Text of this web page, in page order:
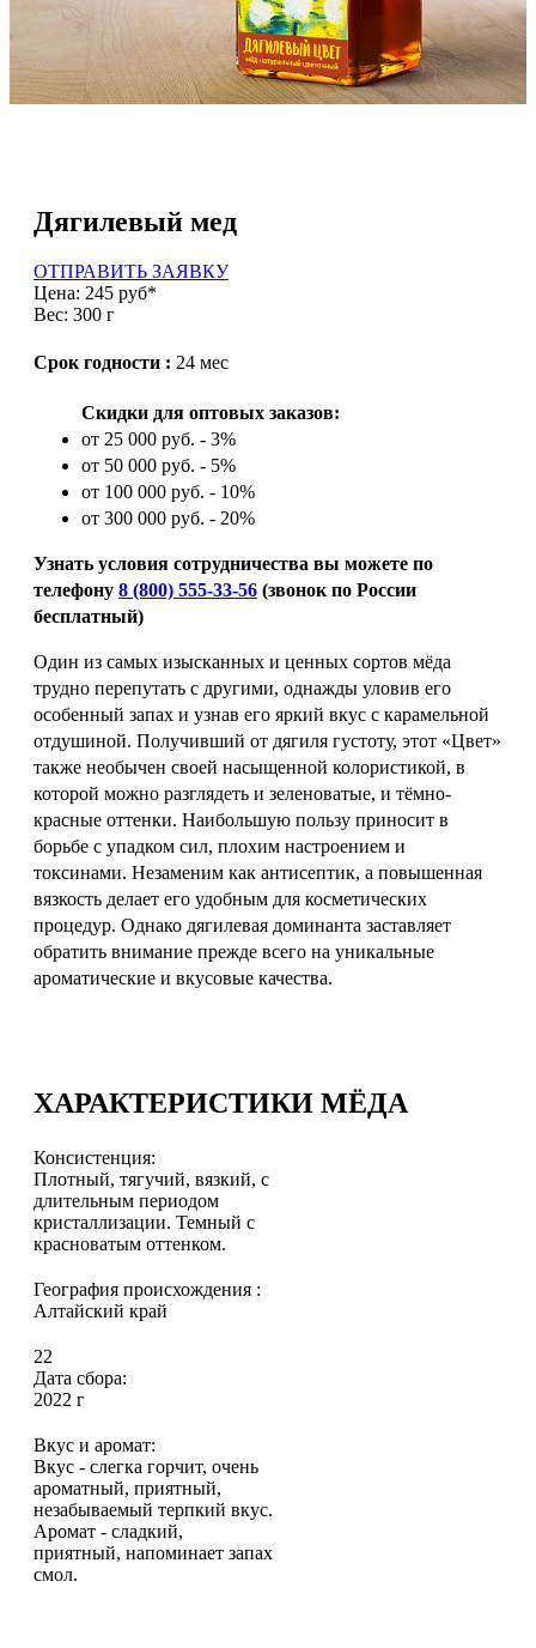
Дягилевый мед
ОТПРАВИТЬ ЗАЯВКУ
Цена: 245 руб*
Вес: 300 г
Срок годности : 24 мес
Скидки для оптовых заказов:
от 25 000 руб. - 3%
от 50 000 руб. - 5%
от 100 000 руб. - 10%
от 300 000 руб. - 20%
Узнать условия сотрудничества вы можете по
телефону 8 (800) 555-33-56 (звонок по России
бесплатный)
Один из самых изысканных и ценных сортов мёда
трудно перепутать с другими, однажды уловив его
особенный запах и узнав его яркий вкус с карамельной
отдушиной. Получивший от дягиля густоту, этот «Цвет»
также необычен своей насыщенной колористикой, в
которой можно разглядеть и зеленоватые, и тёмно-
красные оттенки. Наибольшую пользу приносит в
борьбе с упадком сил, плохим настроением и
токсинами. Незаменим как антисептик, а повышенная
вязкость делает его удобным для косметических
процедур. Однако дягилевая доминанта заставляет
обратить внимание прежде всего на уникальные
ароматические и вкусовые качества.
ХАРАКТЕРИСТИКИ МЁДА
Консистенция:
Плотный, тягучий, вязкий, с
длительным периодом
кристаллизации. Темный с
красноватым оттенком.
География происхождения :
Алтайский край
22
Дата сбора:
2022 г
Вкус и аромат:
Вкус - слегка горчит, очень
ароматный, приятный,
незабываемый терпкий вкус.
Аромат - сладкий,
приятный, напоминает запах
смол.